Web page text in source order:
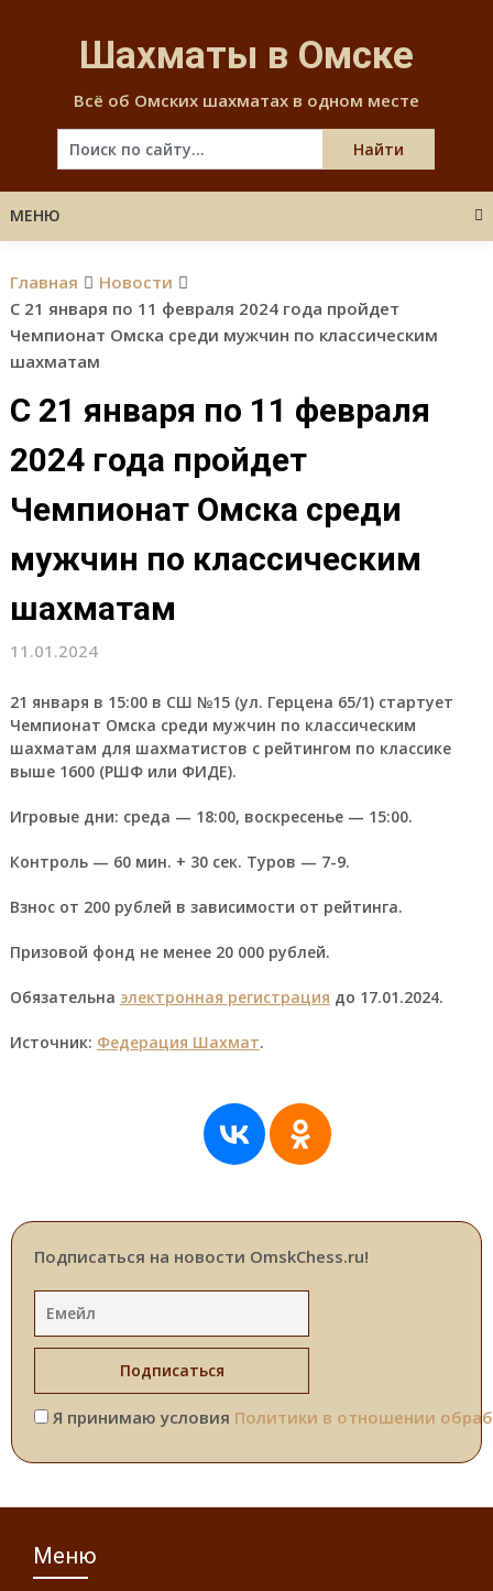
content
Шахматы в Омске
Всё об Омских шахматах в одном месте
МЕНЮ
Главная
Новости
C 21 января по 11 февраля 2024 года пройдет
Чемпионат Омска среди мужчин по классическим
шахматам
C 21 января по 11 февраля
2024 года пройдет
Чемпионат Омска среди
мужчин по классическим
шахматам
11.01.2024
21 января в 15:00 в СШ №15 (ул. Герцена 65/1) стартует
Чемпионат Омска среди мужчин по классическим
шахматам для шахматистов с рейтингом по классике
выше 1600 (РШФ или ФИДЕ).
Игровые дни: среда — 18:00, воскресенье — 15:00.
Контроль — 60 мин. + 30 сек. Туров — 7-9.
Взнос от 200 рублей в зависимости от рейтинга.
Призовой фонд не менее 20 000 рублей.
Обязательна электронная регистрация до 17.01.2024.
Источник: Федерация Шахмат.
Подписаться на новости OmskChess.ru!
Я принимаю условия Политики в отношении
Меню